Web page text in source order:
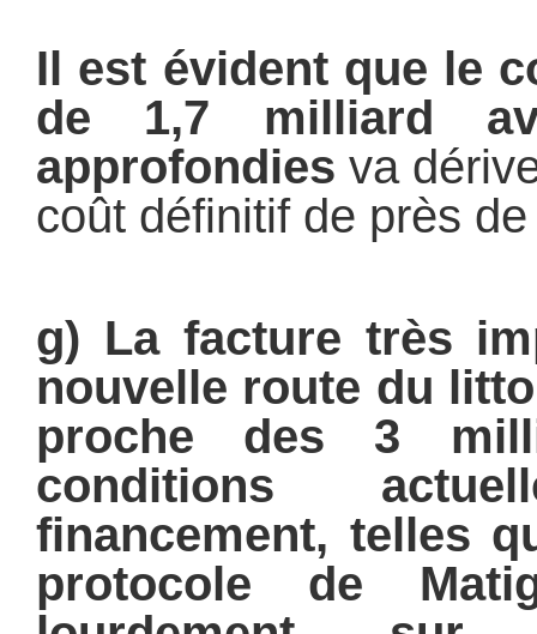
Il est évident que le
de 1,7 milliard
approfondies va
coût définitif de près
g) La facture très
nouvelle route du
proche des 3
conditions
financement, telles
protocole de